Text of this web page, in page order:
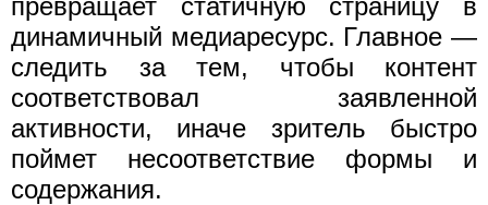
превращает статичную страницу в
динамичный медиаресурс. Главное —
следить за тем, чтобы контент
соответствовал заявленной
активности, иначе зритель быстро
поймет несоответствие формы и
содержания.